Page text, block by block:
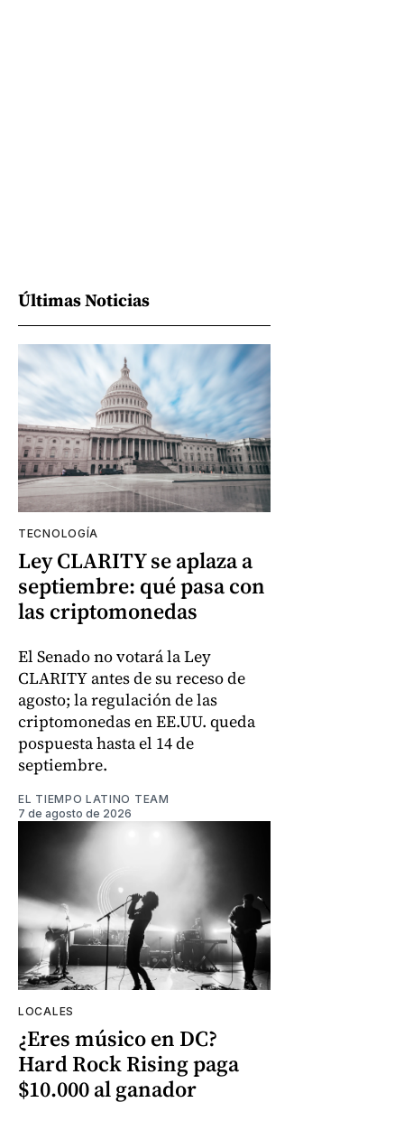
Últimas Noticias
TECNOLOGÍA
Ley CLARITY se aplaza a
septiembre: qué pasa con
las criptomonedas
El Senado no votará la Ley
CLARITY antes de su receso de
agosto; la regulación de las
criptomonedas en EE.UU. queda
pospuesta hasta el 14 de
septiembre.
EL TIEMPO LATINO TEAM
7 de agosto de 2026
LOCALES
¿Eres músico en DC?
Hard Rock Rising paga
$10.000 al ganador